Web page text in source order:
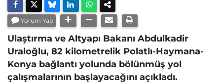
Yorum Yap
Ulaştırma ve Altyapı Bakanı Abdulkadir
Uraloğlu, 82 kilometrelik Polatlı-Haymana-
Konya bağlantı yolunda bölünmüş yol
çalışmalarının başlayacağını açıkladı.